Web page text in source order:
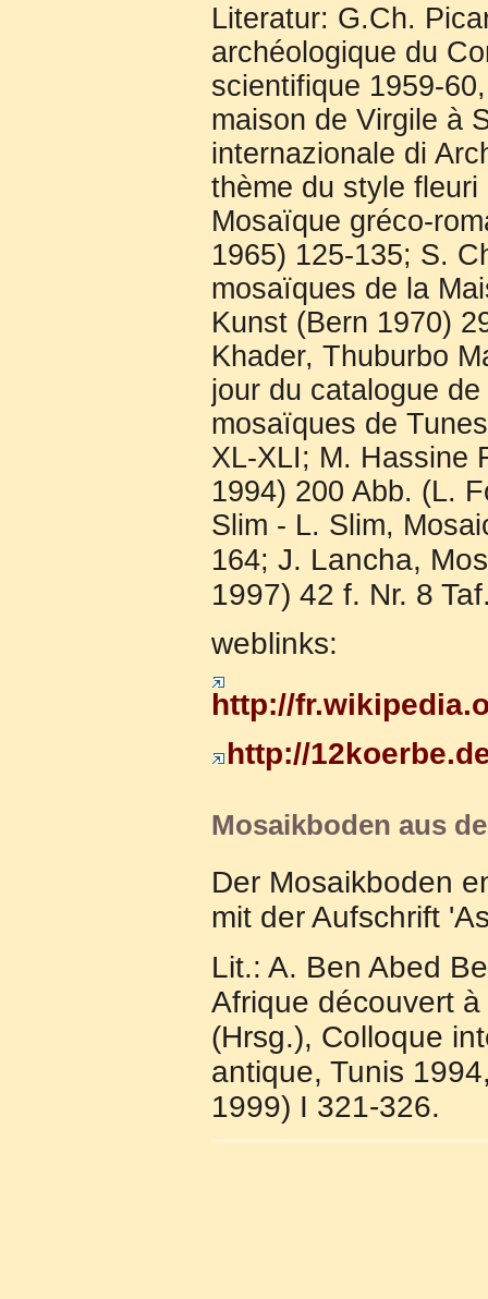
Literatur: G.Ch.
archéologique du
scientifique 1959-
maison de Virgile à
internazionale di
thème du style
Mosaïque gréco-
1965) 125-135; S.
mosaïques de la
Kunst (Bern 1970)
Khader, Thuburbo
jour du catalogue
mosaïques de
XL-XLI; M. Hassine
1994) 200 Abb. (L.
Slim - L. Slim,
164; J. Lancha,
1997) 42 f. Nr. 8
weblinks:
http://
http://
Mosaikboden aus
Der Mosaikboden
mit der Aufschrift
Lit.: A. Ben Abed
Afrique découvert
(Hrsg.), Colloque
antique, Tunis
1999) I 321-326.